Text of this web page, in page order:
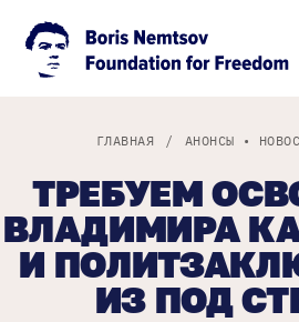
ГЛАВНАЯ / АНОНСЫ •
ТРЕБУЕМ
ВЛАДИМИРА
И
ИЗ ПОД